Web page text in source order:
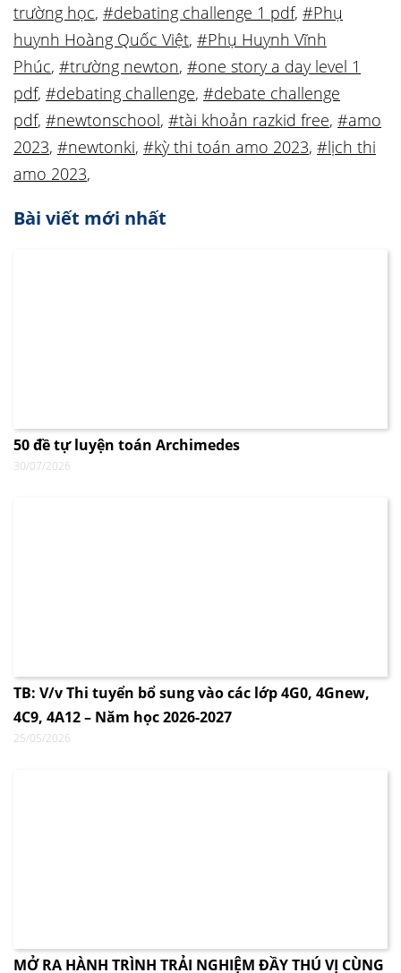
trường học, #debating challenge 1 pdf, #Phụ
huynh Hoàng Quốc Việt, #Phụ Huynh Vĩnh
Phúc, #trường newton, #one story a day level 1
pdf, #debating challenge, #debate challenge
pdf, #newtonschool, #tài khoản razkid free, #amo
2023, #newtonki, #kỳ thi toán amo 2023, #lịch thi
amo 2023,
Bài viết mới nhất
50 đề tự luyện toán Archimedes
30/07/2026
TB: V/v Thi tuyển bổ sung vào các lớp 4G0, 4Gnew,
4C9, 4A12 – Năm học 2026-2027
25/05/2026
MỞ RA HÀNH TRÌNH TRẢI NGHIỆM ĐẦY THÚ VỊ CÙNG